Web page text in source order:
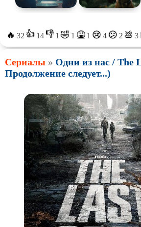
🔥 32 👍 14👎 1 🤣 1 🤮 1 😢 4 😕 2 💩 3
Сериалы » Одни из нас / The
Продолжение следует...)